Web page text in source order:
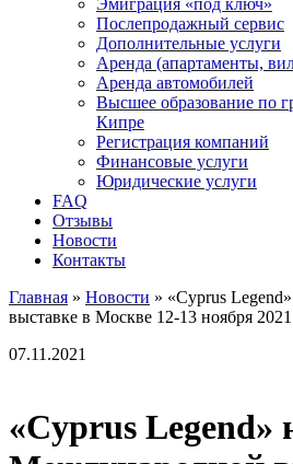
Эмиграция «под ключ»
Послепродажный сервис
Дополнительные услуги
Аренда (апартаменты,
Аренда автомобилей
Высшее образование по
Кипре
Регистрация компаний
Финансовые услуги
Юридические услуги
FAQ
Отзывы
Новости
Контакты
Главная » Новости » «Cyprus
выставке в Москве 12-13 ноября 2021
07.11.2021
«Cyprus Legend»